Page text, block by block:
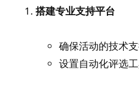
搭建专业支持平台
确保活动的技术
设置自动化评选